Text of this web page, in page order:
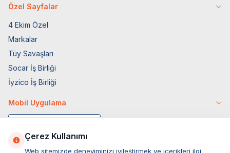
Özel Sayfalar
4 Ekim Özel
Markalar
Tüy Savaşları
Socar İş Birliği
İyzico İş Birliği
Mobil Uygulama
Çerez Kullanımı
Web sitemizde deneyiminizi iyileştirmek ve içerikleri ilgi